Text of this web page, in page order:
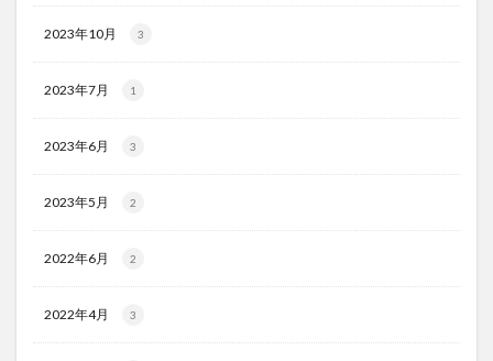
2023年10月 3
2023年7月 1
2023年6月 3
2023年5月 2
2022年6月 2
2022年4月 3